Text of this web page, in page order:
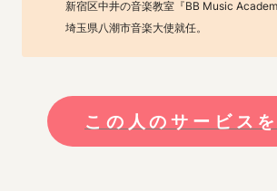
新宿区中井の音楽教室『BB Music
埼玉県八潮市音楽大使就任。
この人のサービス